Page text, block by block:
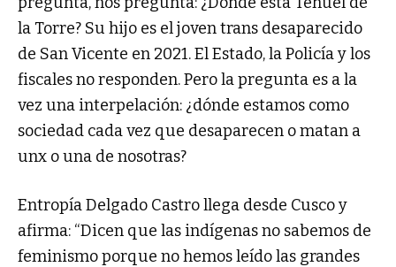
la Torre? Su hijo es el joven trans desaparecido
de San Vicente en 2021. El Estado, la Policía y los
fiscales no responden. Pero la pregunta es a la
vez una interpelación: ¿dónde estamos como
sociedad cada vez que desaparecen o matan a
unx o una de nosotras?
Entropía Delgado Castro llega desde Cusco y
afirma: “Dicen que las indígenas no sabemos de
feminismo porque no hemos leído las grandes